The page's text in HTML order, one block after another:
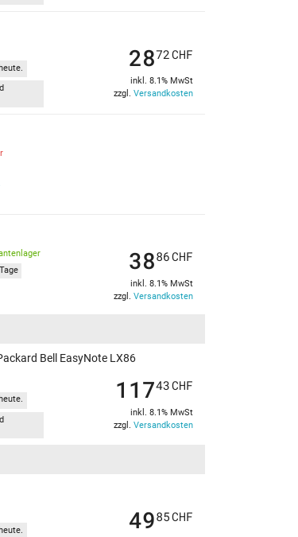
2872CHF
inkl. 8.1% MwSt
zzgl. Versandkosten
3886CHF
inkl. 8.1% MwSt
zzgl. Versandkosten
Bell EasyNote LX86
11743CHF
inkl. 8.1% MwSt
zzgl. Versandkosten
4985CHF